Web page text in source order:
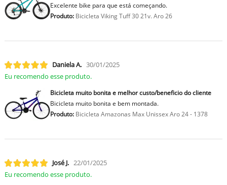
Excelente bike para que está começando.
Produto:Bicicleta Viking Tuff 30 21v. Aro 26
Daniela A. 30/01/2025
Eu recomendo esse produto.
Bicicleta muito bonita e melhor custo/beneficio do cliente
Bicicleta muito bonita e bem montada.
Produto:Bicicleta Amazonas Max Unissex Aro 24 - 1378
José J. 22/01/2025
Eu recomendo esse produto.